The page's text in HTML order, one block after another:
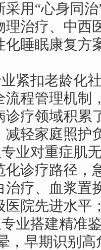
用“心身同
理治疗、中西
化睡眠康复方
扣老龄化
流程管理机制
诊疗领域积累
减轻家庭照护
对重症肌
化诊疗路径，
治疗、血浆置
医院先进水平
搭建精准
，早期识别